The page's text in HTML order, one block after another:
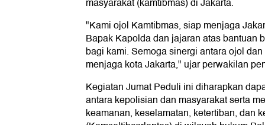
masyarakat (kamtibmas) di Jakarta.
"Kami ojol Kamtibmas, siap menjaga
Bapak Kapolda dan jajaran atas bantuan
bagi kami. Semoga sinergi antara ojol
menjaga kota Jakarta," ujar perwakilan
Kegiatan Jumat Peduli ini diharapkan
antara kepolisian dan masyarakat serta
keamanan, keselamatan, ketertiban, dan